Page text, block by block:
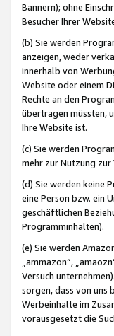
Bannern); ohne
Besucher Ihrer
(b) Sie werden
anzeigen, weder
innerhalb von
Website oder einem
Rechte an den
übertragen müssten,
Ihre Website ist.
(c) Sie werden
mehr zur Nutzung
(d) Sie werden keine
eine Person bzw. ein
geschäftlichen
Programminhalten).
(e) Sie werden
„ammazon“,
Versuch
sorgen, dass von uns
Werbeinhalte im
vorausgesetzt die